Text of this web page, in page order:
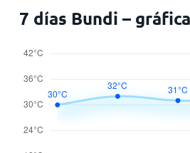
7 días Bundi –